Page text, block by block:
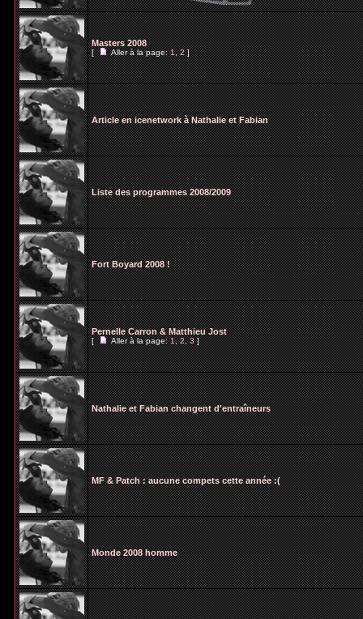
Masters 2008
[ Aller à la page:1,2]
Article en icenetwork à Nathalie et Fabian
Liste des programmes 2008/2009
Fort Boyard 2008 !
Pernelle Carron & Matthieu Jost
[ Aller à la page:1,2,3]
Nathalie et Fabian changent d'entraîneurs
MF & Patch : aucune compets cette année :(
Monde 2008 homme